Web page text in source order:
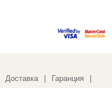
Доставка Гаранция